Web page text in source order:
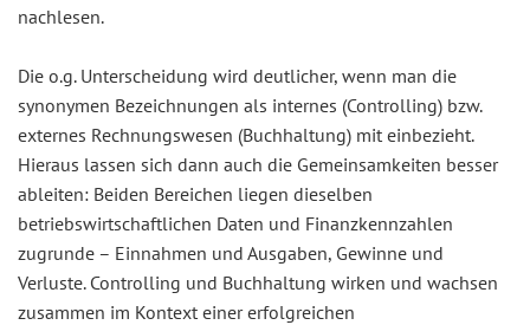
nachlesen.
Die o.g. Unterscheidung wird deutlicher, wenn man die
synonymen Bezeichnungen als internes (Controlling) bzw.
externes Rechnungswesen (Buchhaltung) mit einbezieht.
Hieraus lassen sich dann auch die Gemeinsamkeiten besser
ableiten: Beiden Bereichen liegen dieselben
betriebswirtschaftlichen Daten und Finanzkennzahlen
zugrunde – Einnahmen und Ausgaben, Gewinne und
Verluste. Controlling und Buchhaltung wirken und wachsen
zusammen im Kontext einer erfolgreichen